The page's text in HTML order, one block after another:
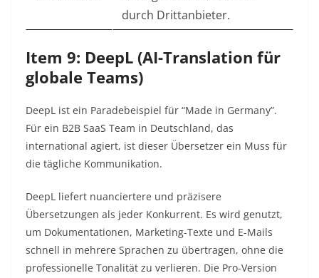
durch Drittanbieter.
Item 9: DeepL (AI-Translation für
globale Teams)
DeepL ist ein Paradebeispiel für “Made in Germany”.
Für ein B2B SaaS Team in Deutschland, das
international agiert, ist dieser Übersetzer ein Muss für
die tägliche Kommunikation.
DeepL liefert nuanciertere und präzisere
Übersetzungen als jeder Konkurrent. Es wird genutzt,
um Dokumentationen, Marketing-Texte und E-Mails
schnell in mehrere Sprachen zu übertragen, ohne die
professionelle Tonalität zu verlieren. Die Pro-Version